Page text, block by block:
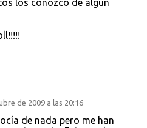
los conozco de algún
de 2009 a las 20:16
de nada pero me han